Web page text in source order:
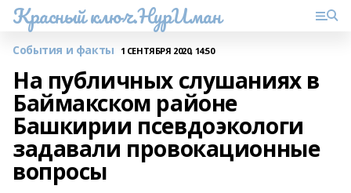
Красный ключ.НурИман
События и факты 1 СЕНТЯБРЯ 2020, 14:50
На публичных слушаниях в
Баймакском районе
Башкирии псевдоэкологи
задавали провокационные
вопросы